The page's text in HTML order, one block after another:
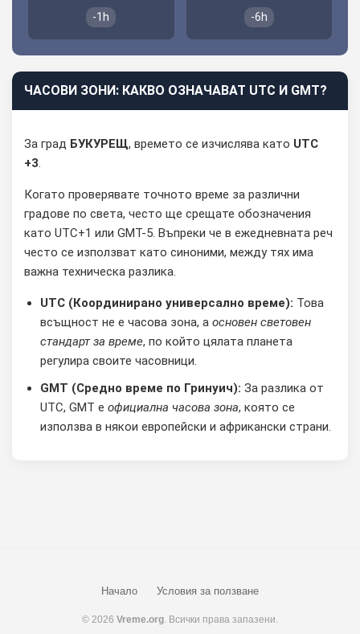
-1h -6h
ЧАСОВИ ЗОНИ: КАКВО ОЗНАЧАВАТ UTC И GMT?
За град БУКУРЕЩ, времето се изчислява като UTC
+3.
Когато проверявате точното време за различни
градове по света, често ще срещате обозначения
като UTC+1 или GMT-5. Въпреки че в ежедневната реч
често се използват като синоними, между тях има
важна техническа разлика.
UTC (Координирано универсално време): Това
всъщност не е часова зона, а основен световен
стандарт за време, по който цялата планета
регулира своите часовници.
GMT (Средно време по Гринуич): За разлика от
UTC, GMT е официална часова зона, която се
използва в някои европейски и африкански страни.
Начало Условия за ползване
© 2026 Vreme.org. Всички права запазени.